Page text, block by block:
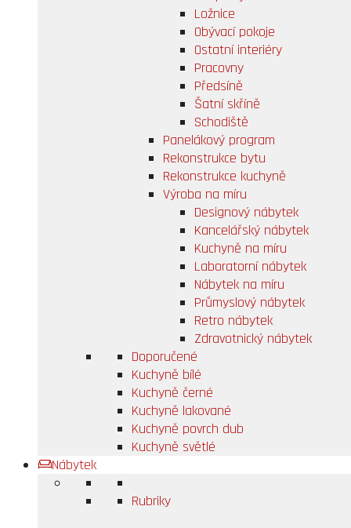
Ložnice
Obývací pokoje
Ostatní interiéry
Pracovny
Předsíně
Šatní skříně
Schodiště
Panelákový program
Rekonstrukce bytu
Rekonstrukce kuchyně
Výroba na míru
Designový nábytek
Kancelářský nábytek
Kuchyně na míru
Laboratorní nábytek
Nábytek na míru
Průmyslový nábytek
Retro nábytek
Zdravotnický nábytek
Doporučené
Kuchyně bílé
Kuchyně černé
Kuchyně lakované
Kuchyně povrch dub
Kuchyně světlé
Nábytek
Rubriky